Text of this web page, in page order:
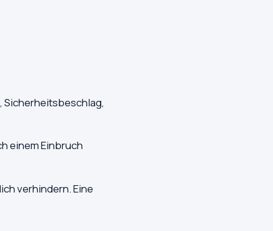
Sicherheitsbeschlag,
einem Einbruch
verhindern. Eine